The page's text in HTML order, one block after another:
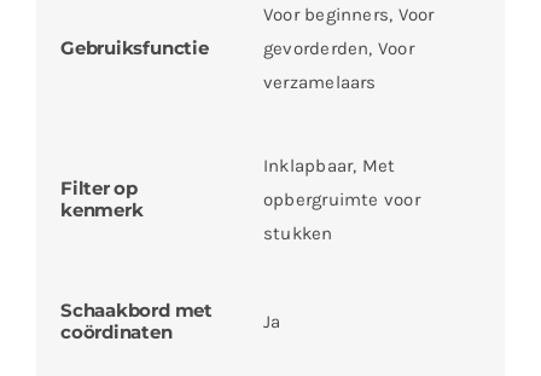
Gebruiksfunctie
Voor beginners, Voor
gevorderden, Voor
verzamelaars
Filter op
kenmerk
Inklapbaar, Met
opbergruimte voor
stukken
Schaakbord met
coördinaten
Ja